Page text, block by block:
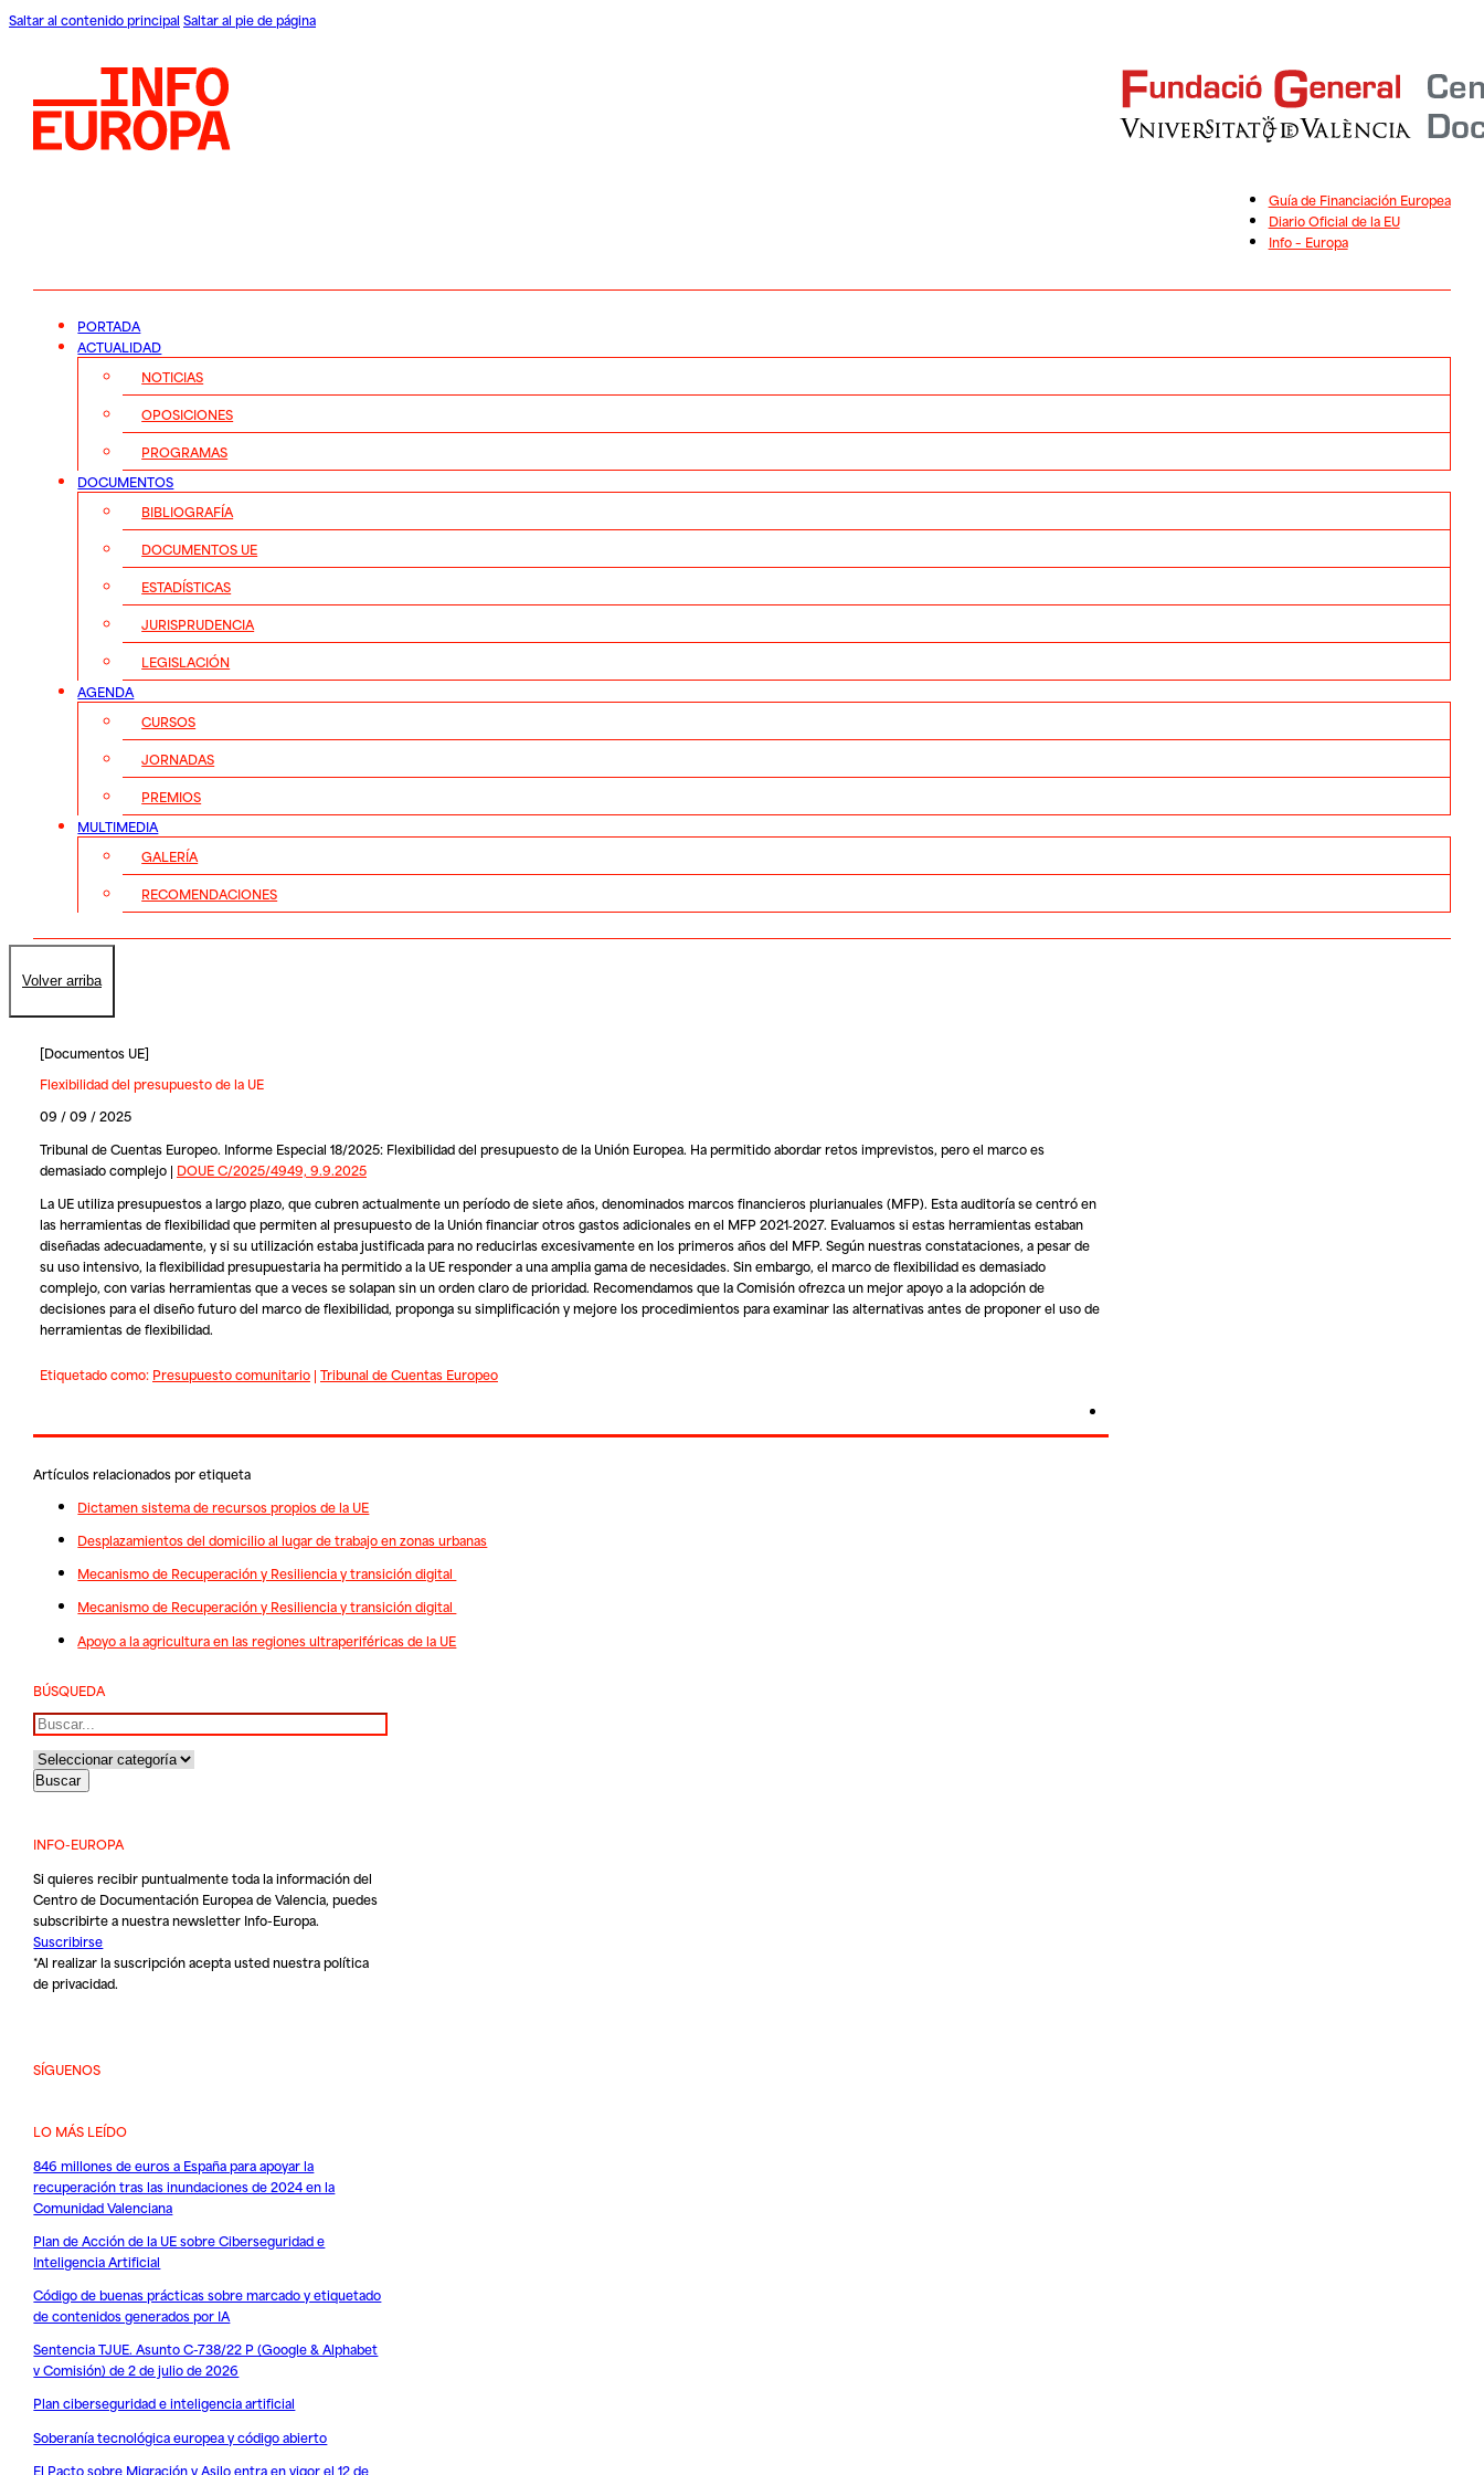
Saltar al contenido principal Saltar al pie de página
Guía de Financiación Europea
Diario Oficial de la EU
Info – Europa
PORTADA
ACTUALIDAD
NOTICIAS
OPOSICIONES
PROGRAMAS
DOCUMENTOS
BIBLIOGRAFÍA
DOCUMENTOS UE
ESTADÍSTICAS
JURISPRUDENCIA
LEGISLACIÓN
AGENDA
CURSOS
JORNADAS
PREMIOS
MULTIMEDIA
GALERÍA
RECOMENDACIONES
Volver arriba
[Documentos UE]
Flexibilidad del presupuesto de la UE
09 / 09 / 2025
Tribunal de Cuentas Europeo. Informe Especial 18/2025: Flexibilidad del presupuesto de la Unión Europea. Ha permitido abordar retos imprevistos, pero el marco es
demasiado complejo | DOUE C/2025/4949, 9.9.2025
La UE utiliza presupuestos a largo plazo, que cubren actualmente un período de siete años, denominados marcos financieros plurianuales (MFP). Esta auditoría se centró en
las herramientas de flexibilidad que permiten al presupuesto de la Unión financiar otros gastos adicionales en el MFP 2021‑2027. Evaluamos si estas herramientas estaban
diseñadas adecuadamente, y si su utilización estaba justificada para no reducirlas excesivamente en los primeros años del MFP. Según nuestras constataciones, a pesar de
su uso intensivo, la flexibilidad presupuestaria ha permitido a la UE responder a una amplia gama de necesidades. Sin embargo, el marco de flexibilidad es demasiado
complejo, con varias herramientas que a veces se solapan sin un orden claro de prioridad. Recomendamos que la Comisión ofrezca un mejor apoyo a la adopción de
decisiones para el diseño futuro del marco de flexibilidad, proponga su simplificación y mejore los procedimientos para examinar las alternativas antes de proponer el uso de
herramientas de flexibilidad.
Etiquetado como: Presupuesto comunitario| Tribunal de Cuentas Europeo
Artículos relacionados por etiqueta
Dictamen sistema de recursos propios de la UE
Desplazamientos del domicilio al lugar de trabajo en zonas urbanas
Mecanismo de Recuperación y Resiliencia y transición digital
Mecanismo de Recuperación y Resiliencia y transición digital
Apoyo a la agricultura en las regiones ultraperiféricas de la UE
BÚSQUEDA
Buscar
INFO-EUROPA
Si quieres recibir puntualmente toda la información del
Centro de Documentación Europea de Valencia, puedes
subscribirte a nuestra newsletter Info-Europa.
Suscribirse
*Al realizar la suscripción acepta usted nuestrapolítica
de privacidad.
SÍGUENOS
LO MÁS LEÍDO
846 millones de euros a España para apoyar la
recuperación tras las inundaciones de 2024 en la
Comunidad Valenciana
Plan de Acción de la UE sobre Ciberseguridad e
Inteligencia Artificial
Código de buenas prácticas sobre marcado y etiquetado
de contenidos generados por IA
Sentencia TJUE. Asunto C-738/22 P (Google & Alphabet
v Comisión) de 2 de julio de 2026
Plan ciberseguridad e inteligencia artificial
Soberanía tecnológica europea y código abierto
El Pacto sobre Migración y Asilo entra en vigor el 12 de